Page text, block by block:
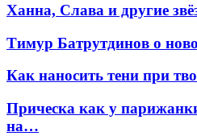
Ханна, Слава и другие
Тимур Батрутдинов о
Как наносить тени при
Прическа как у
на…